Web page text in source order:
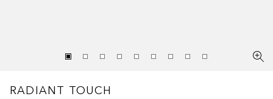
RADIANT TOUCH